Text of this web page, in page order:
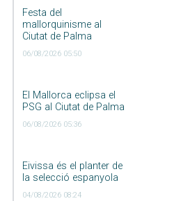
Festa del
mallorquinisme al
Ciutat de Palma
06/08/2026 05:50
El Mallorca eclipsa el
PSG al Ciutat de Palma
06/08/2026 05:36
Eivissa és el planter de
la selecció espanyola
04/08/2026 08:24